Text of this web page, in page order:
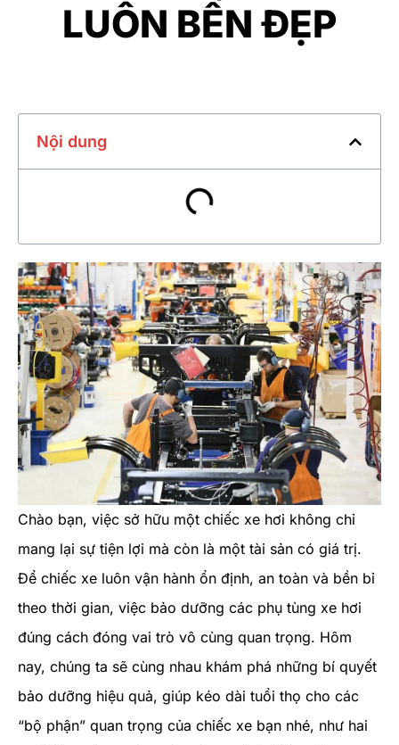
LUÔN BỀN ĐẸP
Nội dung
Chào bạn, việc sở hữu một chiếc xe hơi không chỉ
mang lại sự tiện lợi mà còn là một tài sản có giá trị.
Để chiếc xe luôn vận hành ổn định, an toàn và bền bỉ
theo thời gian, việc bảo dưỡng các phụ tùng xe hơi
đúng cách đóng vai trò vô cùng quan trọng. Hôm
nay, chúng ta sẽ cùng nhau khám phá những bí quyết
bảo dưỡng hiệu quả, giúp kéo dài tuổi thọ cho các
“bộ phận” quan trọng của chiếc xe bạn nhé, như hai